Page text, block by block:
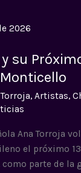
su
, Artistas,
Ana Torroja
el próximo
parte de la